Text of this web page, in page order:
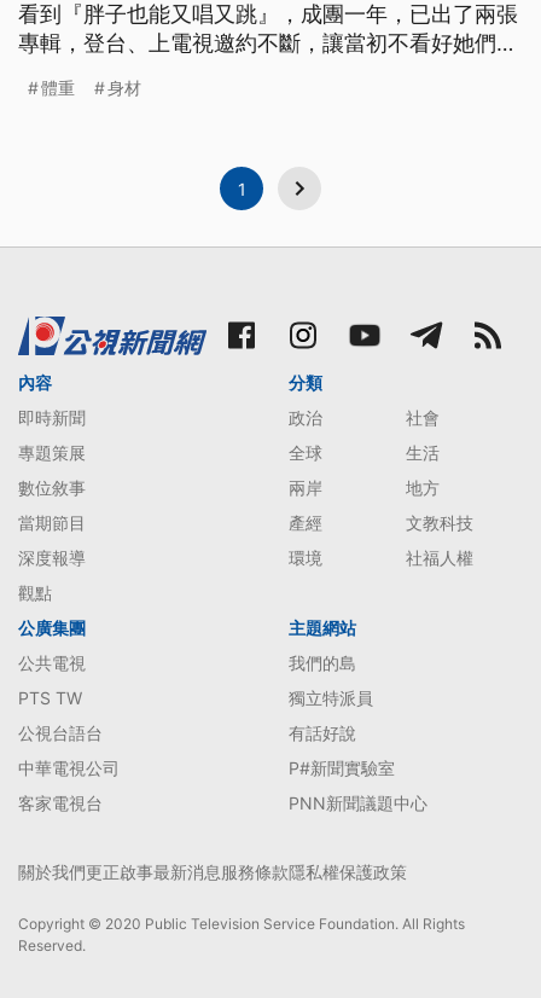
看到『胖子也能又唱又跳』，成團一年，已出了兩張
專輯，登台、上電視邀約不斷，讓當初不看好她們的
團體，穿短裙大跳熱舞，勇於展現自己的胖腿跟肉感
體重 身材
1
內容
即時新聞
專題策展
數位敘事
當期節目
深度報導
觀點
分類
政治
社會
全球
生活
兩岸
地方
產經
文教科技
環境
社福人權
公廣集團
公共電視
PTS TW
公視台語台
中華電視公司
客家電視台
主題網站
我們的島
獨立特派員
有話好說
P#新聞實驗室
PNN新聞議題中心
關於我們更正啟事最新消息服務條款隱私權保護政策
Copyright © 2020 Public Television Service Foundation. All Rights
Reserved.